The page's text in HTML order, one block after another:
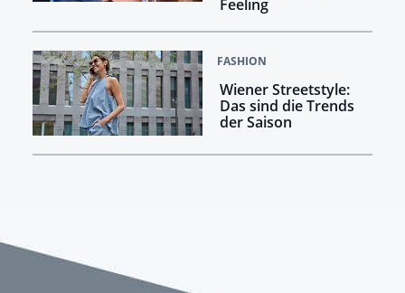
Feeling
FASHION
Wiener Streetstyle:
Das sind die Trends
der Saison